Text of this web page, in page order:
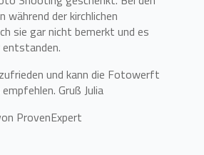
während der kirchlichen
sie gar nicht bemerkt und es
und kann die Fotowerft
Gruß Julia
ProvenExpert